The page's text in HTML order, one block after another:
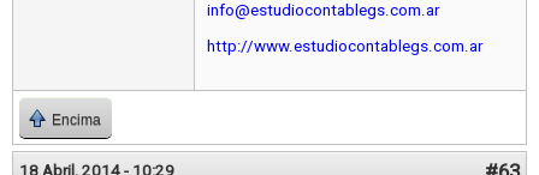
info@estudiocontablegs.com.ar
http://www.estudiocontablegs.com.ar
Encima
18 Abril, 2014 - 10:29